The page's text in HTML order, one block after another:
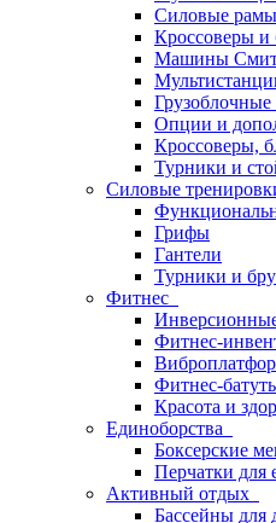
Силовые
Кроссоверы
Машины
Опции и
Кроссоверы,
Турники и
Силовые
Грифы
Гантели
Турники и
Фитнес
Фитнес-
Фитнес-
Красота и
Единоборства
Боксерские
Перчатки для
Активный отдых
Бассейны для